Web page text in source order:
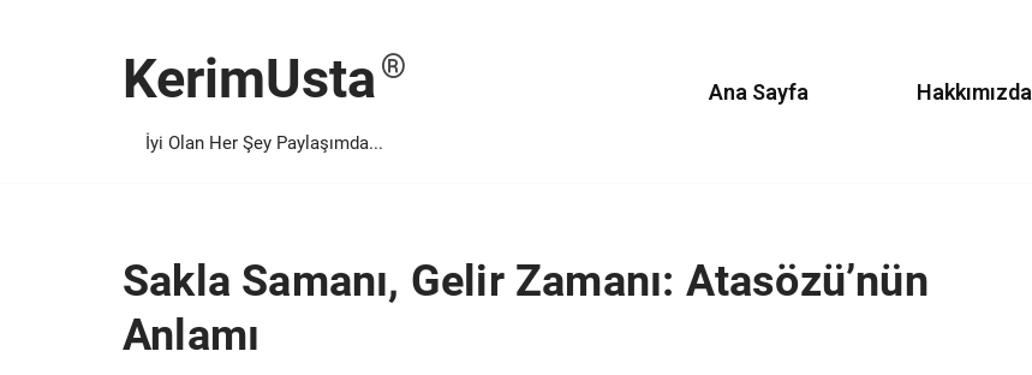
KerimUsta
İyi Olan Her Şey Paylaşımda...
Ana Sayfa Hakkımızda
Sakla Samanı, Gelir Zamanı: Atasözü’nün
Anlamı